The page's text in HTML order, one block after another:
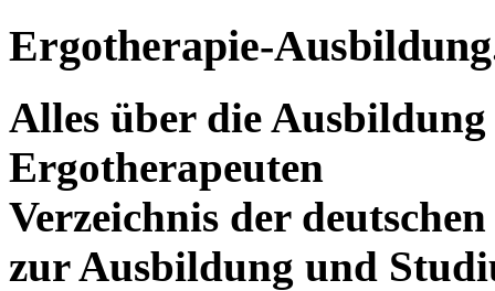
Ergotherapie-
Alles über die
Ergotherapeuten
Verzeichnis der
zur Ausbildung und